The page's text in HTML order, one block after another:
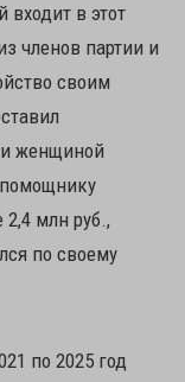
в этот
членов партии и
своим
женщиной
помощнику
млн руб.,
по своему
по 2025 год